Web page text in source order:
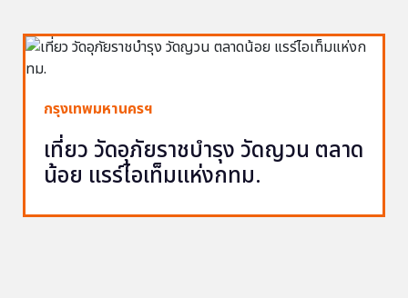
กรุงเทพมหานครฯ
เที่ยว วัดอุภัยราชบำรุง วัดญวน ตลาด
น้อย แรร์ไอเท็มแห่งกทม.